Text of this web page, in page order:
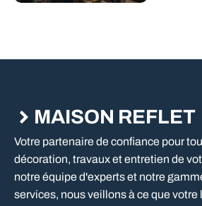
MAISON REFLET
Votre partenaire de confiance pour
décoration, travaux et entretien de
notre équipe d'experts et notre
services, nous veillons à ce que votre